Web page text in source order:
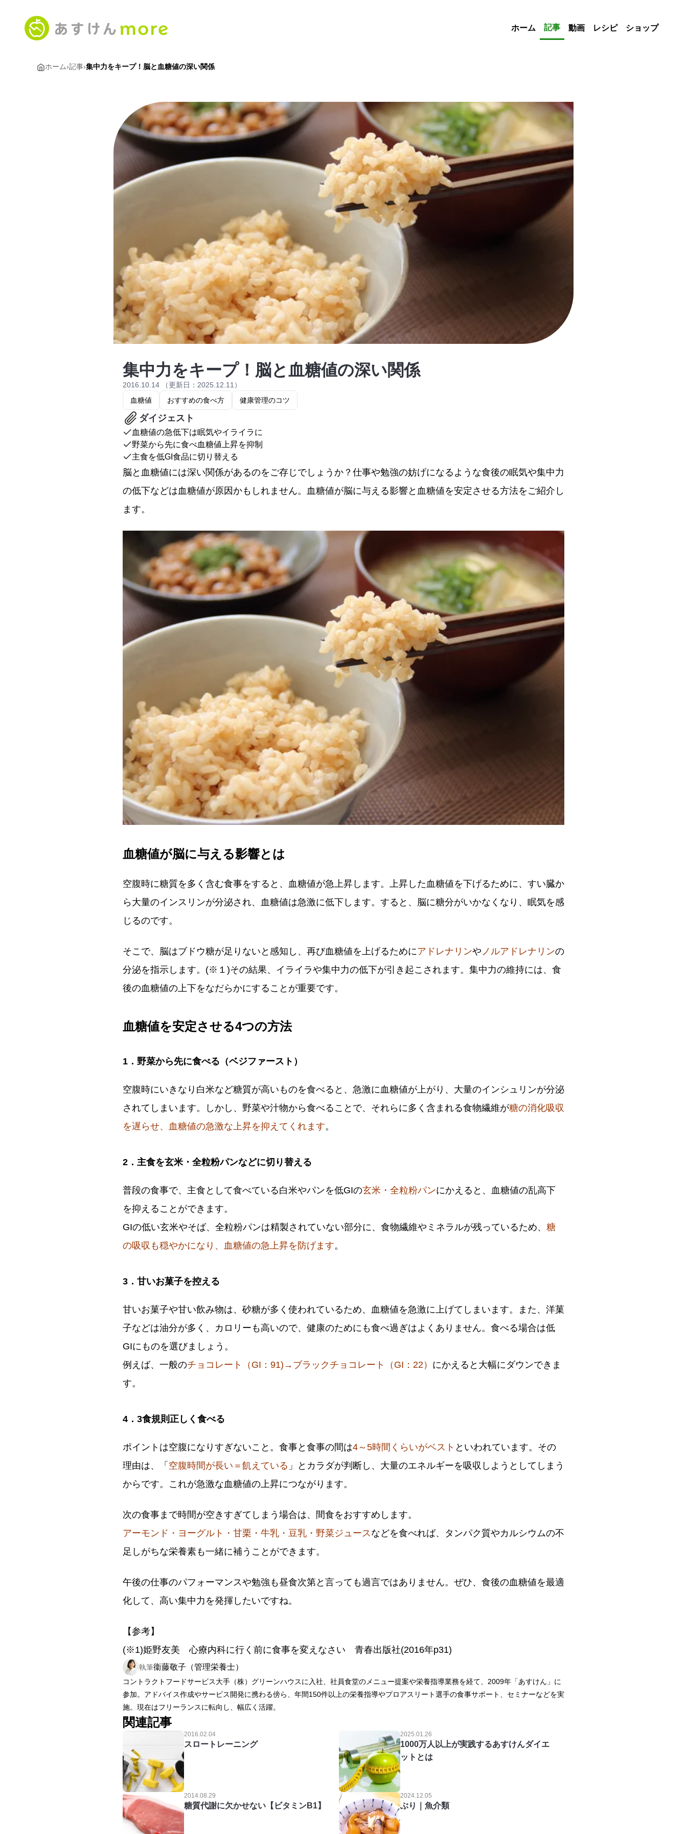
ホーム 記事 動画 レシピ ショップ
ホーム›記事›集中力をキープ！脳と血糖値の深い関係
集中力をキープ！脳と血糖値の深い関係
2016.10.14 （更新日：2025.12.11）
血糖値
おすすめの食べ方 健康管理のコツ
ダイジェスト
血糖値の急低下は眠気やイライラに
野菜から先に食べ血糖値上昇を抑制
主食を低GI食品に切り替える
脳と血糖値には深い関係があるのをご存じでしょうか？仕事や勉強の妨げになるような食後の眠気や集中力
の低下などは血糖値が原因かもしれません。血糖値が脳に与える影響と血糖値を安定させる方法をご紹介し
ます。
血糖値が脳に与える影響とは
空腹時に糖質を多く含む食事をすると、血糖値が急上昇します。上昇した血糖値を下げるために、すい臓か
ら大量のインスリンが分泌され、血糖値は急激に低下します。すると、脳に糖分がいかなくなり、眠気を感
じるのです。
そこで、脳はブドウ糖が足りないと感知し、再び血糖値を上げるためにアドレナリンや ノルアドレナリンの
分泌を指示します。(※１)その結果、イライラや集中力の低下が引き起こされます。集中力の維持には、食
後の血糖値の上下をなだらかにすることが重要です。
血糖値を安定させる4つの方法
1．野菜から先に食べる（ベジファースト）
空腹時にいきなり白米など糖質が高いものを食べると、急激に血糖値が上がり、大量のインシュリンが分泌
されてしまいます。しかし、野菜や汁物から食べることで、それらに多く含まれる食物繊維が糖の消化吸収
を遅らせ、血糖値の急激な上昇を抑えてくれます。
2．主食を玄米・全粒粉パンなどに切り替える
普段の食事で、主食として食べている白米やパンを低GIの玄米・全粒粉パンにかえると、血糖値の乱高下
を抑えることができます。
GIの低い玄米やそば、全粒粉パンは精製されていない部分に、食物繊維やミネラルが残っているため、 糖
の吸収も穏やかになり、血糖値の急上昇を防げます。
3．甘いお菓子を控える
甘いお菓子や甘い飲み物は、砂糖が多く使われているため、血糖値を急激に上げてしまいます。また、洋菓
子などは油分が多く、カロリーも高いので、健康のためにも食べ過ぎはよくありません。食べる場合は低
GIにものを選びましょう。
例えば、一般のチョコレート（GI：91)→ブラックチョコレート（GI：22） にかえると大幅にダウンできま
す。
4．3食規則正しく食べる
ポイントは空腹になりすぎないこと。食事と食事の間は4～5時間くらいがベスト といわれています。その
理由は、「 空腹時間が長い＝飢えている 」とカラダが判断し、大量のエネルギーを吸収しようとしてしまう
からです。これが急激な血糖値の上昇につながります。
次の食事まで時間が空きすぎてしまう場合は、間食をおすすめします。
アーモンド・ヨーグルト・甘栗・牛乳・豆乳・野菜ジュースなどを食べれば、タンパク質やカルシウムの不
足しがちな栄養素も一緒に補うことができます。
午後の仕事のパフォーマンスや勉強も昼食次第と言っても過言ではありません。ぜひ、食後の血糖値を最適
化して、高い集中力を発揮したいですね。
【参考】
(※1)姫野友美 心療内科に行く前に食事を変えなさい 青春出版社(2016年p31)
執筆衞藤敬子（管理栄養士）
コントラクトフードサービス大手（株）グリーンハウスに入社、社員食堂のメニュー提案や栄養指導業務を経て、2009年「あすけん」に
参加。アドバイス作成やサービス開発に携わる傍ら、年間150件以上の栄養指導やプロアスリート選手の食事サポート、セミナーなどを実
施。現在はフリーランスに転向し、幅広く活躍。
関連記事
2016.02.04
スロートレーニング
2025.01.26
1000万人以上が実践するあすけんダイエ
ットとは
2014.08.29
糖質代謝に欠かせない【ビタミンB1】
2024.12.05
ぶり｜魚介類